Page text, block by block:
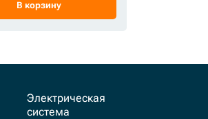
В корзину
Электрическая
система